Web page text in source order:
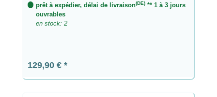
prêt à expédier, délai de livraison(DE)** 1 à 3 jours
ouvrables
en stock: 2
Prix régulier :
129,90 €